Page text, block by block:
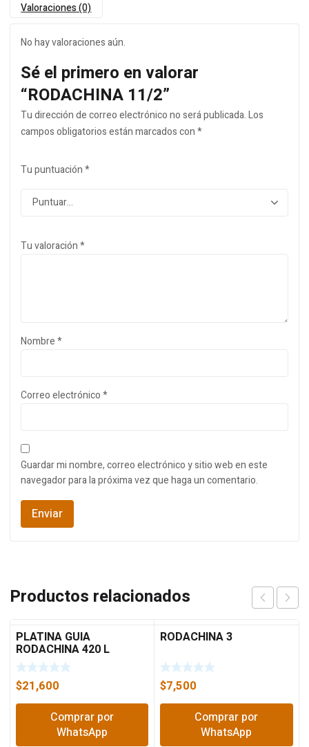
Valoraciones (0)
No hay valoraciones aún.
Sé el primero en valorar
“RODACHINA 11/2”
Tu dirección de correo electrónico no será publicada.Los
campos obligatorios están marcados con*
Tu puntuación*
Tu valoración*
Nombre*
Correo electrónico*
Guardar mi nombre, correo electrónico y sitio web en este
navegador para la próxima vez que haga un comentario.
Productos relacionados
PLATINA GUIA
RODACHINA 420 L
$21,600
Comprar por
WhatsApp
RODACHINA 3
$7,500
Comprar por
WhatsApp